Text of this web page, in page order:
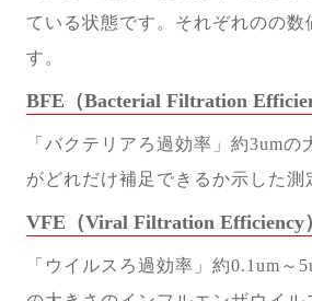
ている状態です。それぞれのの数
す。
BFE（Bacterial Filtration
「バクテリアろ過効率」約3umの
がどれだけ補足できるか示した測
VFE（Viral Filtration Efficiency）
「ウイルスろ過効率」約0.1um～